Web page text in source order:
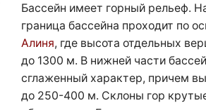
Бассейн имеет горный рельеф.
граница бассейна проходит по
Алиня, где высота отдельных
до 1300 м. В нижней части
сглаженный характер, причем
до 250-400 м. Склоны гор